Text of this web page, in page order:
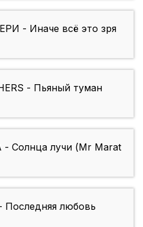
- Иначе всё это зря
- Пьяный туман
- Солнца лучи (Mr Marat
любовь